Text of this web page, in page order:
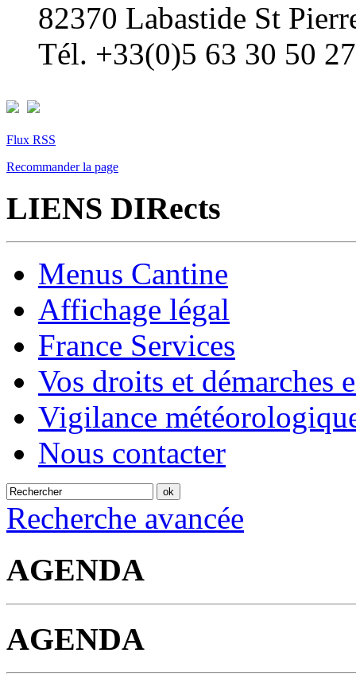
82370 Labastide St
Tél. +33(0)5 63 30 50 27
Flux RSS
Recommander la page
LIENS DIRects
Menus Cantine
Affichage légal
France Services
Vos droits et démarches
Vigilance
Nous contacter
Recherche avancée
AGENDA
AGENDA